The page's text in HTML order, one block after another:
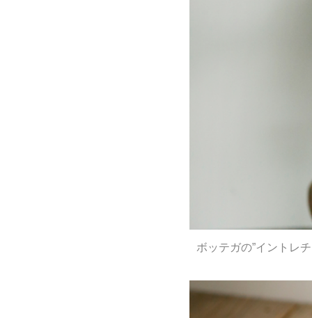
ボッテガの”イントレ